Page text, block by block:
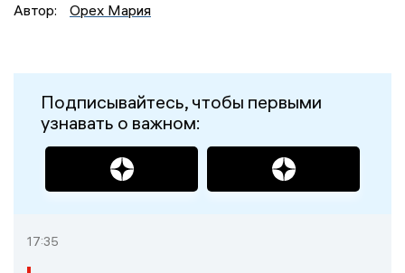
Автор:
Орех Мария
Подписывайтесь, чтобы первыми
узнавать о важном:
17:35